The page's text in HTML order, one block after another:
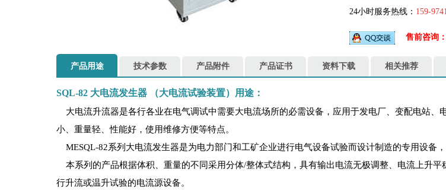
24小时服务热线： 159-
售前咨询
产品用途 技术参数 产品附件 产品证书 资料下载 相关推荐
SQL-82 大电流发生器 （大电流试验装置）用途：
大电流升流器是各行各业在电气调试中需要大电流场所的必需设备，应用于发电厂、变配电站、
小、重量轻、性能好，使用维修方便等特点。
MESQL-82系列大电流发生器是为电力部门和工矿企业进行电气设备试验而设计制造的专用设备
本系列的产品根据体积、重量的不同采用分体/整体式结构，具有输出电流无极调整、电流上升
行升流或温升试验的电流源设备。